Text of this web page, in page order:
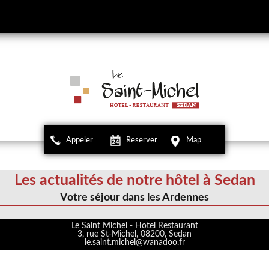
Appeler Reserver Map
Les actualités de notre hôtel à Sedan
Votre séjour dans les Ardennes
Le Saint Michel - Hotel Restaurant
3, rue St-Michel, 08200, Sedan
le.saint.michel@wanadoo.fr